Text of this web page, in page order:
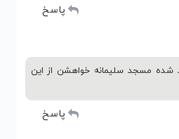
پاسخ
شده مسجد سلیمانه خواهشن از این
پاسخ